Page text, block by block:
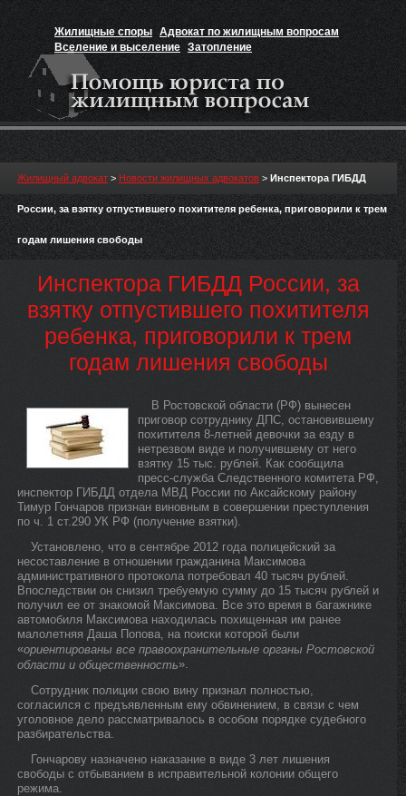
Жилищные споры Адвокат по жилищным вопросам
Вселение и выселение Затопление
Признание прав на жильё
Жилищный адвокат > Новости жилищных адвокатов > Инспектора ГИБДД
России, за взятку отпустившего похитителя ребенка, приговорили к трем
годам лишения свободы
Инспектора ГИБДД России, за
взятку отпустившего похитителя
ребенка, приговорили к трем
годам лишения свободы
В Ростовской области (РФ) вынесен
приговор сотруднику ДПС, остановившему
похитителя 8-летней девочки за езду в
нетрезвом виде и получившему от него
взятку 15 тыс. рублей. Как сообщила
пресс-служба Следственного комитета РФ,
инспектор ГИБДД отдела МВД России по Аксайскому району
Тимур Гончаров признан виновным в совершении преступления
по ч. 1 ст.290 УК РФ (получение взятки).
Установлено, что в сентябре 2012 года полицейский за
несоставление в отношении гражданина Максимова
административного протокола потребовал 40 тысяч рублей.
Впоследствии он снизил требуемую сумму до 15 тысяч рублей и
получил ее от знакомой Максимова. Все это время в багажнике
автомобиля Максимова находилась похищенная им ранее
малолетняя Даша Попова, на поиски которой были
«ориентированы все правоохранительные органы Ростовской
области и общественность».
Сотрудник полиции свою вину признал полностью,
согласился с предъявленным ему обвинением, в связи с чем
уголовное дело рассматривалось в особом порядке судебного
разбирательства.
Гончарову назначено наказание в виде 3 лет лишения
свободы с отбыванием в исправительной колонии общего
режима.